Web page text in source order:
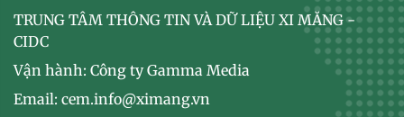
TRUNG TÂM THÔNG TIN VÀ DỮ LIỆU XI MĂNG -
CIDC
Vận hành: Công ty Gamma Media
Email: cem.info@ximang.vn